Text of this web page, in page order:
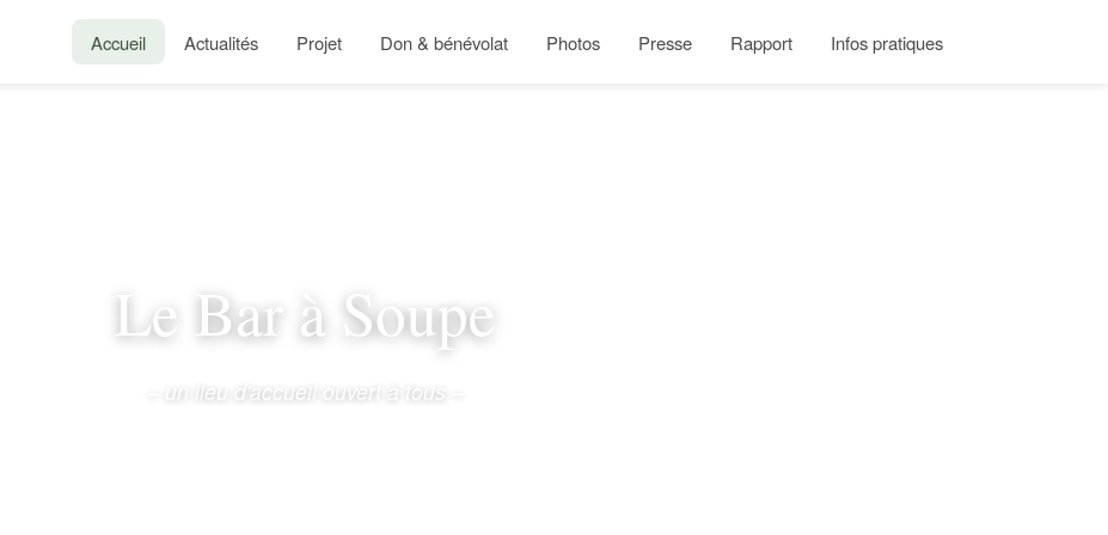
Accueil Actualités Projet Don & bénévolat Photos Presse Rapport Infos pratiques
Le Bar à Soupe
– un lieu d'accueil ouvert à tous –